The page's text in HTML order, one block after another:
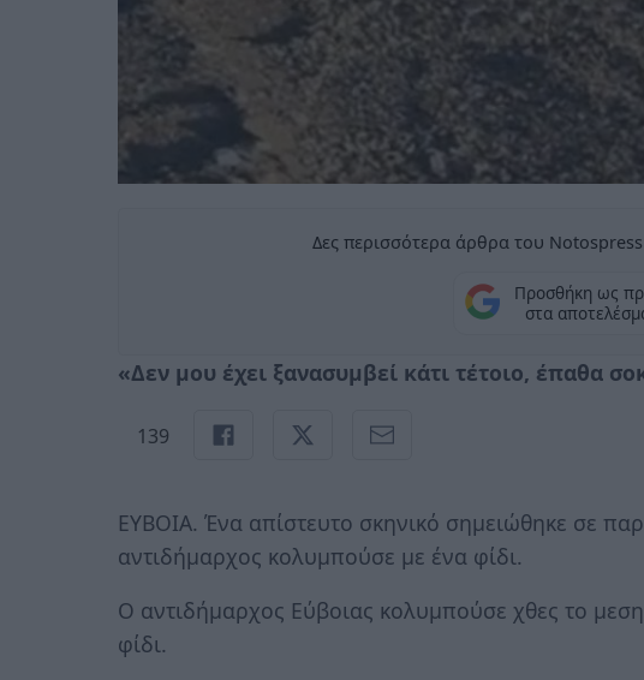
Δες περισσότερα άρθρα του
Προσθήκη ως
στα
«Δεν μου έχει ξανασυμβεί κάτι τέτοιο, έπαθα
139
ΕΥΒΟΙΑ. Ένα απίστευτο σκηνικό σημειώθηκε σε
αντιδήμαρχος κολυμπούσε με ένα φίδι.
Ο αντιδήμαρχος Εύβοιας κολυμπούσε χθες το
φίδι.